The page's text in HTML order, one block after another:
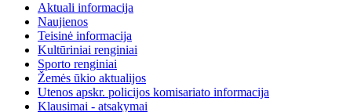
Aktuali informacija
Naujienos
Teisinė informacija
Kultūriniai renginiai
Sporto renginiai
Žemės ūkio aktualijos
Utenos apskr. policijos komisariato informacija
Klausimai - atsakymai